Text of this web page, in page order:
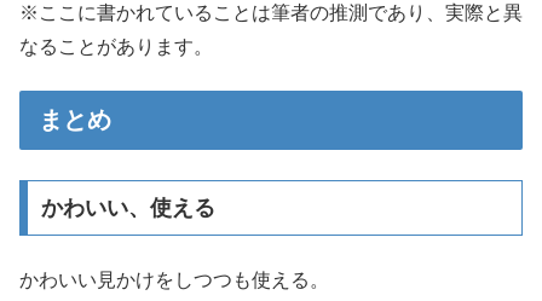
※ここに書かれていることは筆者の推測であり、実際と異
なることがあります。
まとめ
かわいい、使える
かわいい見かけをしつつも使える。